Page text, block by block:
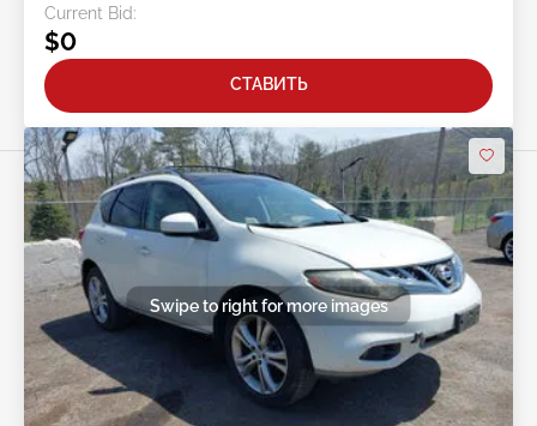
Current Bid:
$0
СТАВИТЬ
Swipe to right for more images